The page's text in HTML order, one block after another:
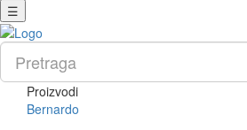
☰
Proizvodi
Bernardo